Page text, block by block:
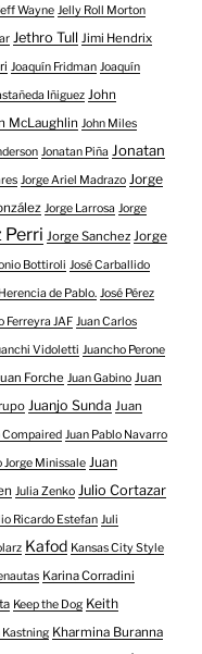
Wayne Jelly Roll Morton
Jethro Tull Jimi Hendrix
Joaquín Fridman Joaquín
Iñiguez John
McLaughlin John Miles
Jonatan Piña Jonatan
Jorge Ariel Madrazo Jorge
Jorge Larrosa Jorge
Perri Jorge Sanchez Jorge
Bottiroli José Carballido
de Pablo. José Pérez
Ferreyra JAF Juan Carlos
Vidoletti Juancho Perone
Forche Juan Gabino Juan
Juanjo Sunda Juan
Compaired Juan Pablo Navarro
Jorge Minissale Juan
Julia Zenko Julio Cortazar
Ricardo Estefan Juli
Kafod Kansas City Style
Karina Corradini
Keep the Dog Keith
Kastning Kharmina Buranna